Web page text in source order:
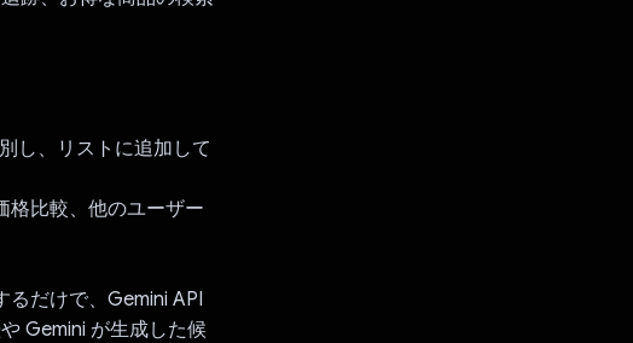
し、リストに追加して
格比較、他のユーザー
るだけで、Gemini API
Gemini が生成した候